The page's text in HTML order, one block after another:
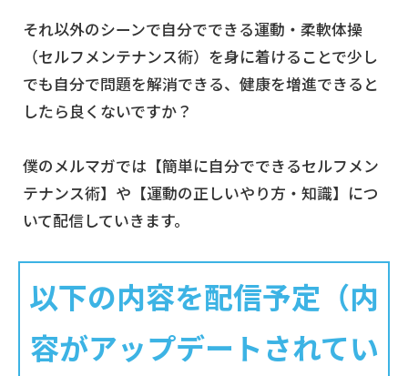
それ以外のシーンで自分でできる運動・柔軟体操
（セルフメンテナンス術）を身に着けることで少し
でも自分で問題を解消できる、健康を増進できると
したら良くないですか？
僕のメルマガでは【簡単に自分でできるセルフメン
テナンス術】や【運動の正しいやり方・知識】につ
いて配信していきます。
以下の内容を配信予定（内
容がアップデートされてい